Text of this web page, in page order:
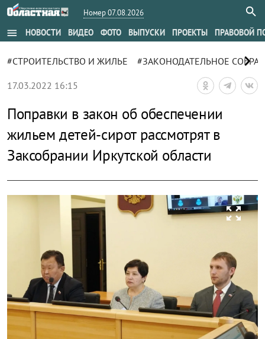
Номер 07.08.2026
menu НОВОСТИ ВИДЕО ФОТО ВЫПУСКИ ПРОЕКТЫ ПРАВОВОЙ
#СТРОИТЕЛЬСТВО И ЖИЛЬЕ #ЗАКОНОДАТЕЛЬНОЕ chevron_right
17.03.2022 16:15
Поправки в закон об обеспечении
жильем детей-сирот рассмотрят в
Заксобрании Иркутской области
zoom_out_map